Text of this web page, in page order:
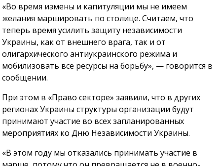
«Во время измены и капитуляции мы не имеем
желания маршировать по столице. Считаем, что
теперь время усилить защиту независимости
Украины, как от внешнего врага, так и от
олигархического антиукраинского режима и
мобилизовать все ресурсы на борьбу», — говорится в
сообщении.
При этом в «Право секторе» заявили, что в других
регионах Украины структуры организации будут
принимают участие во всех запланированных
мероприятиях ко Дню Независимости Украины.
«В этом году мы отказались принимать участие в